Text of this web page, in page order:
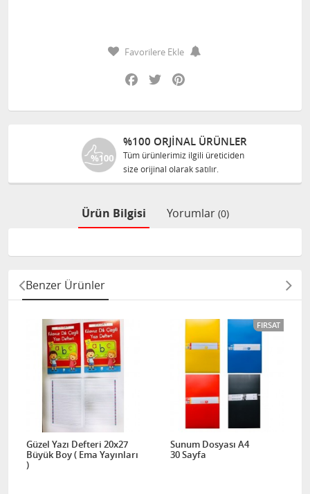
Favorilere Ekle
Facebook
Twitter
%100 ORJINAL ÜRÜNLER
Tüm ürünlerimiz ilgili üreticiden
size orijinal olarak satılır.
Ürün Bilgisi Yorumlar (0)
Benzer Ürünler
Güzel Yazı Defteri 20x27
Büyük Boy ( Ema Yayınları
)
FIRSAT
Sunum Dosyası A4
30 Sayfa